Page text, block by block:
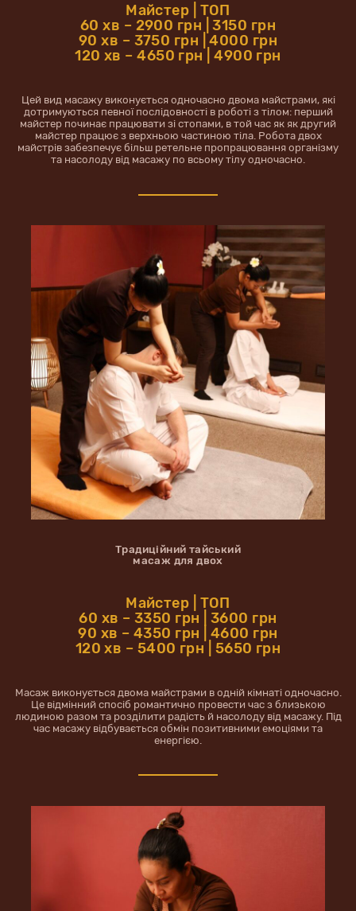
Майстер | ТОП
60 хв – 2900 грн | 3150 грн
90 хв – 3750 грн | 4000 грн
120 хв – 4650 грн | 4900 грн
Цей вид масажу виконується одночасно двома майстрами, які
дотримуються певної послідовності в роботі з тілом: перший
майстер починає працювати зі стопами, в той час як як другий
майстер працює з верхньою частиною тіла. Робота двох
майстрів забезпечує більш ретельне пропрацювання організму
та насолоду від масажу по всьому тілу одночасно.
Традиційний тайський
масаж для двох
Майстер | ТОП
60 хв – 3350 грн | 3600 грн
90 хв – 4350 грн | 4600 грн
120 хв – 5400 грн | 5650 грн
Масаж виконується двома майстрами в одній кімнаті одночасно.
Це відмінний спосіб романтично провести час з близькою
людиною разом та розділити радість й насолоду від масажу. Під
час масажу відбувається обмін позитивними емоціями та
енергією.